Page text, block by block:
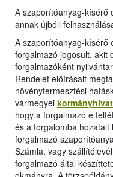
A szaporítóanyag-kísérő
annak újbóli
A szaporítóanyag-kísérő
forgalmazó jogosult, akit
forgalmazóként
Rendelet előírásait
növénytermesztési
vármegyei
hogy a forgalmazó e
és a forgalomba
forgalmazó
Számla, vagy
forgalmazó által